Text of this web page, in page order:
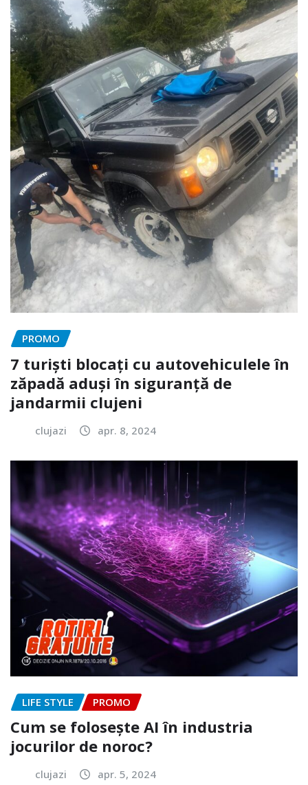
PROMO
7 turiști blocați cu autovehiculele în
zăpadă aduși în siguranță de
jandarmii clujeni
clujazi apr. 8, 2024
LIFE STYLE PROMO
Cum se folosește AI în industria
jocurilor de noroc?
clujazi apr. 5, 2024